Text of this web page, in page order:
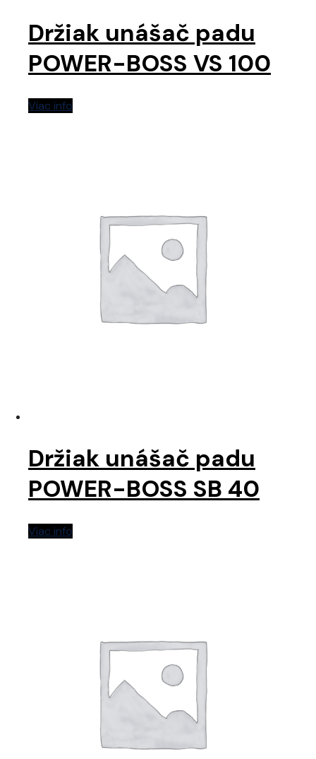
Držiak unášač padu
POWER-BOSS VS 100
Viac info
Držiak unášač padu
POWER-BOSS SB 40
Viac info